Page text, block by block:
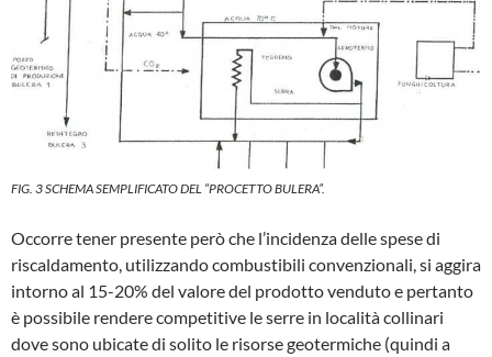
FIG. 3 SCHEMA SEMPLIFICATO DEL “PROCETTO BULERA”.
Occorre tener presente però che l’inci­denza delle spese di
riscaldamento, uti­lizzando combustibili convenzionali, si ag­gira
intorno al 15-20% del valore del pro­dotto venduto e pertanto
è possibile ren­dere competitive le serre in località colli­nari
dove sono ubicate di solito le risorse geotermiche (quindi a